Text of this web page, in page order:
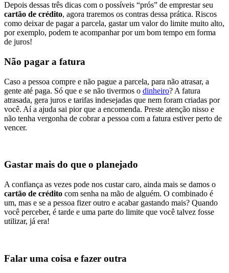
Depois dessas três dicas com o possíveis “prós” de emprestar seu
cartão de crédito, agora traremos os contras dessa prática. Riscos
como deixar de pagar a parcela, gastar um valor do limite muito alto,
por exemplo, podem te acompanhar por um bom tempo em forma
de juros!
Não pagar a fatura
Caso a pessoa compre e não pague a parcela, para não atrasar, a
gente até paga. Só que e se não tivermos o dinheiro? A fatura
atrasada, gera juros e tarifas indesejadas que nem foram criadas por
você. Aí a ajuda sai pior que a encomenda. Preste atenção nisso e
não tenha vergonha de cobrar a pessoa com a fatura estiver perto de
vencer.
Gastar mais do que o planejado
A confiança as vezes pode nos custar caro, ainda mais se damos o
cartão de crédito com senha na mão de alguém. O combinado é
um, mas e se a pessoa fizer outro e acabar gastando mais? Quando
você perceber, é tarde e uma parte do limite que você talvez fosse
utilizar, já era!
Falar uma coisa e fazer outra